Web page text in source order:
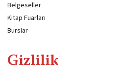
Belgeseller
Kitap Fuarları
Burslar
Gizlilik